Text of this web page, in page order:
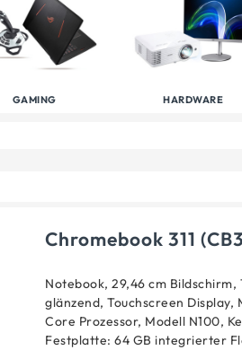
GAMING HARDWARE
Chromebook 311
Notebook, 29,46 cm Bildschirm,
glänzend, Touchscreen Display,
Core Prozessor, Modell N100,
Festplatte: 64 GB integrierter